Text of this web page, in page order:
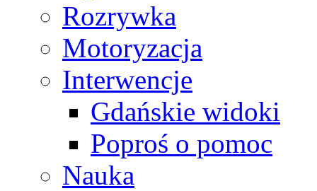
Rozrywka
Motoryzacja
Interwencje
Gdańskie widoki
Poproś o pomoc
Nauka